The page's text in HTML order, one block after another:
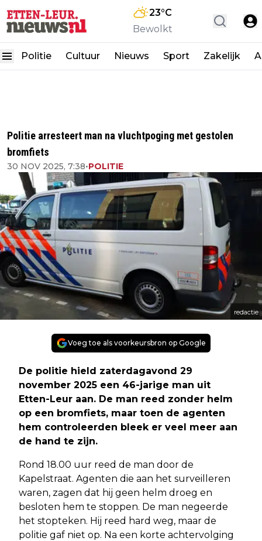
23°C
Bewolkt
Politie Cultuur Nieuws Sport Zakelijk
Politie arresteert man na vluchtpoging met gestolen
bromfiets
30 NOV 2025, 7:38•POLITIE
redactie
Voeg toe als voorkeursbron op Google
De politie hield zaterdagavond 29
november 2025 een 46-jarige man uit
Etten-Leur aan. De man reed zonder helm
op een bromfiets, maar toen de agenten
hem controleerden bleek er veel meer aan
de hand te zijn.
Rond 18.00 uur reed de man door de
Kapelstraat. Agenten die aan het surveilleren
waren, zagen dat hij geen helm droeg en
besloten hem te stoppen. De man negeerde
het stopteken. Hij reed hard weg, maar de
politie gaf niet op. Na een korte achtervolging